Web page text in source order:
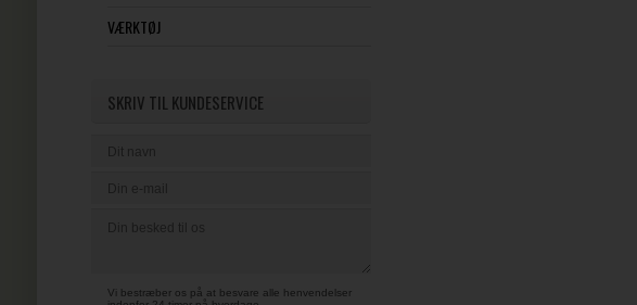
VÆRKTØJ
SKRIV TIL KUNDESERVICE
Vi bestræber os på at besvare alle henvendelser